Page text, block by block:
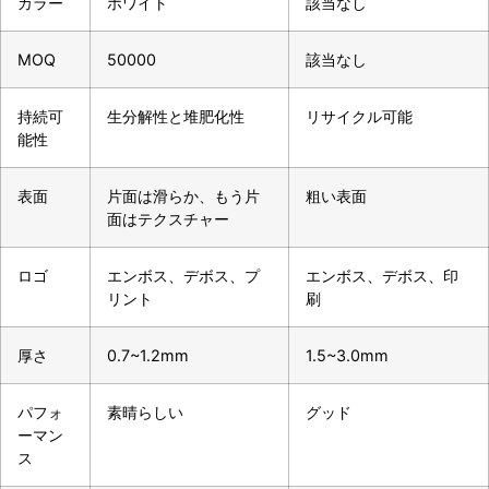
MOQ 50000 該当なし
持続可
能性
生分解性と堆肥化性 リサイクル可能
表面
片面は滑らか、もう片
面はテクスチャー
粗い表面
ロゴ
エンボス、デボス、プ
リント
エンボス、デボス、印
刷
厚さ 0.7~1.2mm 1.5~3.0mm
パフォ
ーマン
ス
素晴らしい グッド